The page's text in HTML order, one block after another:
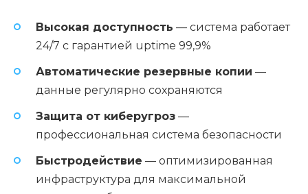
Высокая доступность — система работает
24/7 с гарантией uptime 99,9%
Автоматические резервные копии —
данные регулярно сохраняются
Защита от киберугроз —
профессиональная система безопасности
Быстродействие — оптимизированная
инфраструктура для максимальной